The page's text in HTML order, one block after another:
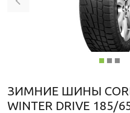
ЗИМНИЕ ШИНЫ
WINTER DRIVE 185/